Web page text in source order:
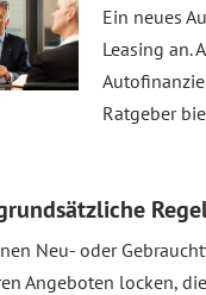
Ein neues
Leasing an.
Ratgeber
Neu- oder
Angeboten locken,